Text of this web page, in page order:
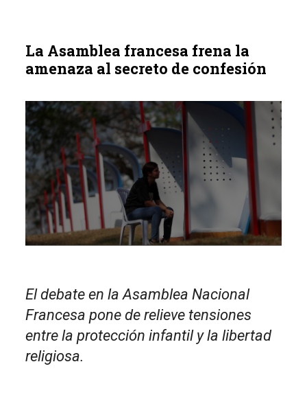
La Asamblea francesa frena la
amenaza al secreto de confesión
El debate en la Asamblea Nacional
Francesa pone de relieve tensiones
entre la protección infantil y la libertad
religiosa.